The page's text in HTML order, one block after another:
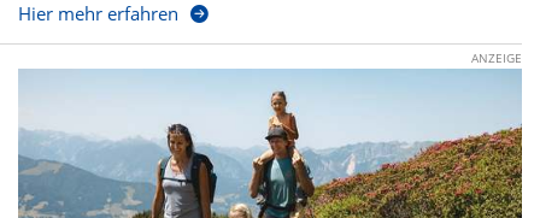
Hier mehr erfahren
ANZEIGE